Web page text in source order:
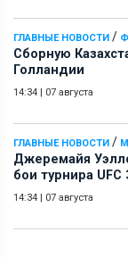
ГЛАВНЫЕ НОВОСТИ /
Сборную
Голландии
14:34 | 07 августа
ГЛАВНЫЕ НОВОСТИ /
Джеремайя
бои турнира UFC
14:34 | 07 августа